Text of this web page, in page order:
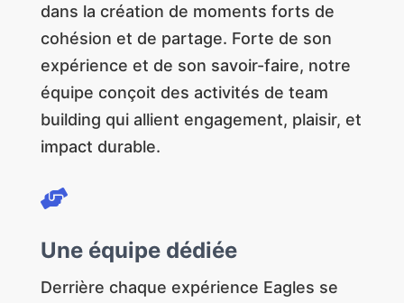
dans la création de moments forts de
cohésion et de partage. Forte de son
expérience et de son savoir-faire, notre
équipe conçoit des activités de team
building qui allient engagement, plaisir, et
impact durable.

Une équipe dédiée
Derrière chaque expérience Eagles se